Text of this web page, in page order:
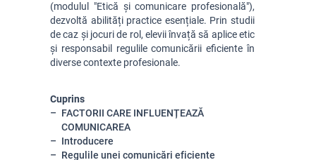
(modulul "Etică și comunicare profesională"),
dezvoltă abilități practice esențiale. Prin studii
de caz și jocuri de rol, elevii învață să aplice etic
și responsabil regulile comunicării eficiente în
diverse contexte profesionale.
Cuprins
FACTORII CARE INFLUENȚEAZĂ
COMUNICAREA
Introducere
Regulile unei comunicări eficiente